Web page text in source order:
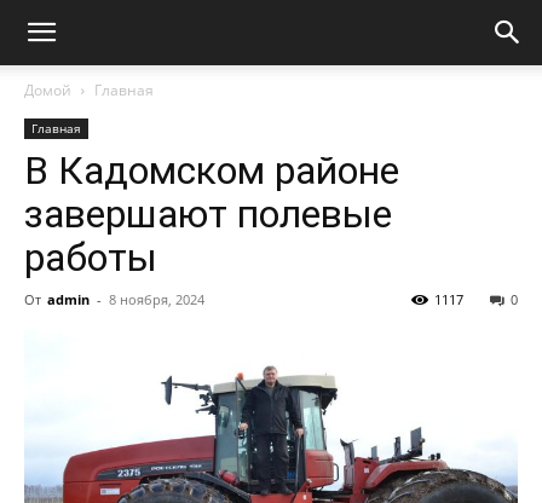
Домой Главная
Главная
В Кадомском районе
завершают полевые
работы
От admin - 8 ноября, 2024 0
1117